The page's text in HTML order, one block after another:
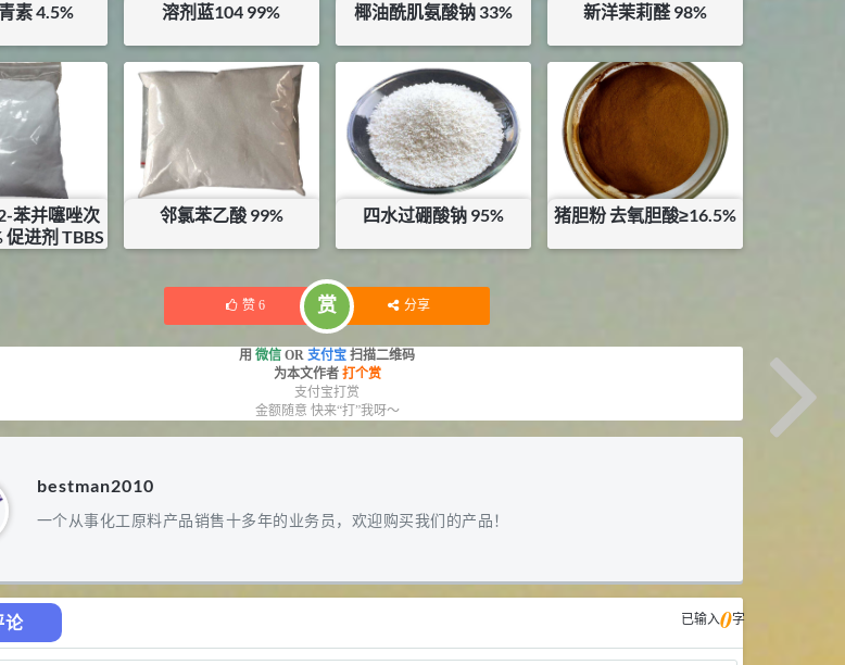
素 4.5%
0.01KG
溶剂蓝104 99%
¥345
库存：
椰油酰肌氨酸钠 33%
¥20
新洋茉莉醛 98%
¥132
苯并噻唑次
促进剂 TBBS
邻氯苯乙酸 99%
库存：17KG
四水过硼酸钠 95%
库存：1KG
猪胆粉 去氧胆酸≥16.5%
赞 6 赏 分享
用 微信 OR 支付宝 扫描二维码
为本文作者 打个赏
支付宝打赏
金额随意 快来“打”我呀～
bestman2010
一个从事化工原料产品销售十多年的业务员，欢迎购买我们的产品！
论 已输入0字
食品添加剂原料
硬脂富马酸钠 99%
浏览量 - 1.54w
2021-06-19 化工原料
10 DL-蛋氨酸 99%
浏览量 - 1.48w